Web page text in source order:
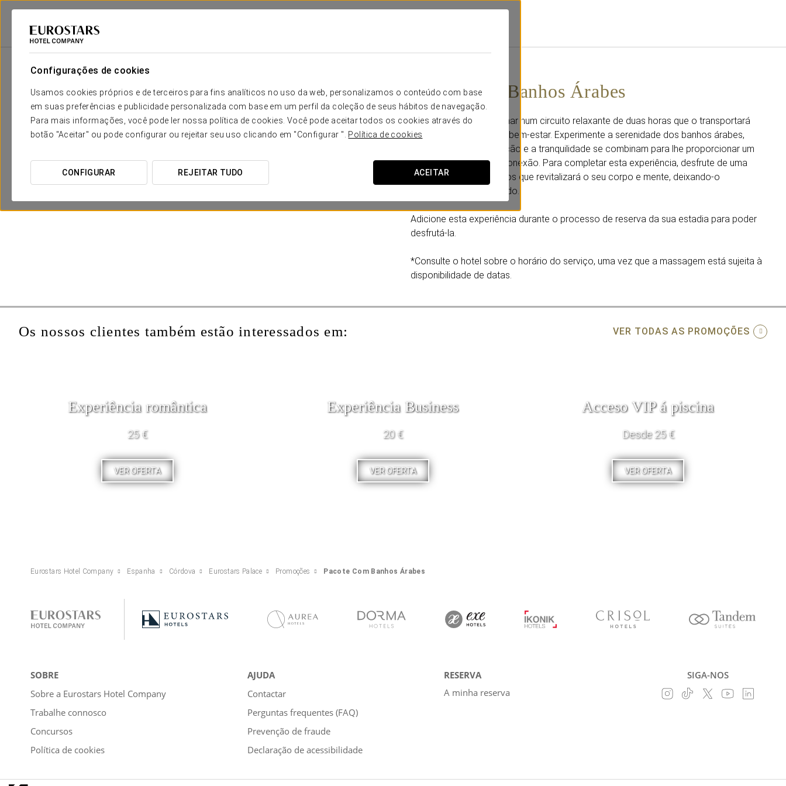
Configurações de cookies
Usamos cookies próprios e de terceiros para fins analíticos no uso da web, personalizamos o conteúdo com base
em suas preferências e publicidade personalizada com base em um perfil da coleção de seus hábitos de navegação.
Para mais informações, você pode ler nossa política de cookies. Você pode aceitar todos os cookies através do
botão "Aceitar" ou pode configurar ou rejeitar seu uso clicando em "Configurar ". Política de cookies
CONFIGURAR REJEITAR TUDO ACEITAR
Eurostars Hotel Company
Pacote com Banhos Árabes
Convidamo-lo a mergulhar num circuito relaxante de duas horas que o transportará
para um oásis de paz e bem-estar. Experimente a serenidade dos banhos árabes,
onde o vapor, a esfoliação e a tranquilidade se combinam para lhe proporcionar um
momento de total desconexão. Para completar esta experiência, desfrute de uma
massagem de 15 minutos que revitalizará o seu corpo e mente, deixando-o
completamente renovado.
Adicione esta experiência durante o processo de reserva da sua estadia para poder
desfrutá-la.
*Consulte o hotel sobre o horário do serviço, uma vez que a massagem está sujeita à
disponibilidade de datas.
Os nossos clientes também estão interessados em: VER TODAS AS PROMOÇÕES
Experiência romântica
25 €
VER OFERTA
Experiência Business
20 €
VER OFERTA
Acceso VIP á piscina
Desde 25 €
VER OFERTA
Eurostars Hotel Company Espanha Córdova Eurostars Palace Promoções Pacote Com Banhos Árabes
SOBRE
Sobre a Eurostars Hotel Company
Trabalhe connosco
Concursos
Política de cookies
AJUDA
Contactar
Perguntas frequentes (FAQ)
Prevenção de fraude
Declaração de acessibilidade
RESERVA
A minha reserva
SIGA-NOS